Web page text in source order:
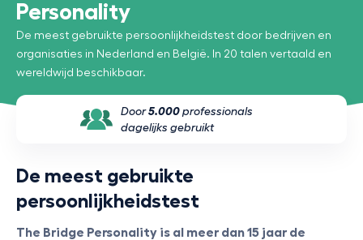
Personality
De meest gebruikte persoonlijkheidstest door bedrijven en
organisaties in Nederland en België. In 20 talen vertaald en
wereldwijd beschikbaar.
Door5.000 professionals
dagelijks gebruikt
De meest gebruikte
persoonlijkheidstest
The Bridge Personality is al meer dan 15 jaar de